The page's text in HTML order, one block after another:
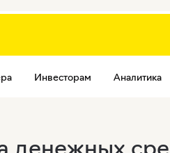
Инвесторам Аналитика